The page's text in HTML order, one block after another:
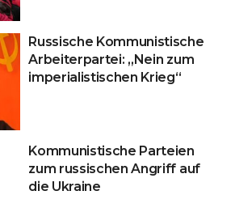
Russische Kommunistische
Arbeiterpartei: „Nein zum
imperialistischen Krieg“
Kommunistische Parteien
zum russischen Angriff auf
die Ukraine